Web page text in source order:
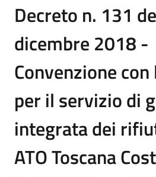
Decreto n. 131
dicembre 2018 -
Convenzione
per il servizio di
integrata dei
ATO Toscana